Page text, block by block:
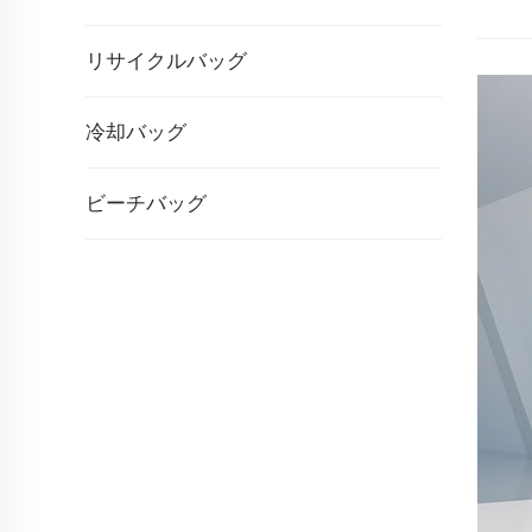
リサイクルバッグ
冷却バッグ
ビーチバッグ